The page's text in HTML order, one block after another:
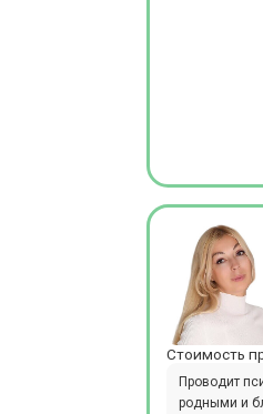
Стоимость
Проводит
родными и